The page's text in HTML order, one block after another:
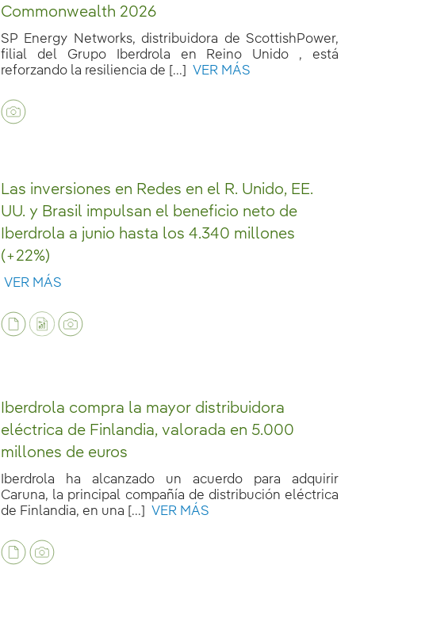
Commonwealth 2026
SP Energy Networks, distribuidora de ScottishPower,
filial del Grupo Iberdrola en Reino Unido , está
reforzando la resiliencia de [...]
VER MÁS
Las inversiones en Redes en el R. Unido, EE.
UU. y Brasil impulsan el beneficio neto de
Iberdrola a junio hasta los 4.340 millones
(+22%)
VER MÁS
Iberdrola compra la mayor distribuidora
eléctrica de Finlandia, valorada en 5.000
millones de euros
Iberdrola ha alcanzado un acuerdo para adquirir
Caruna, la principal compañía de distribución eléctrica
de Finlandia, en una [...]
VER MÁS